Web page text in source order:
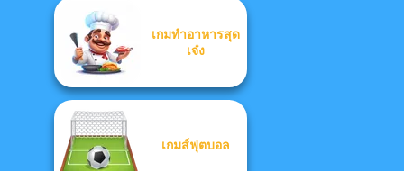
เกมทำอาหารสุด
เจ๋ง
เกมส์ฟุตบอล